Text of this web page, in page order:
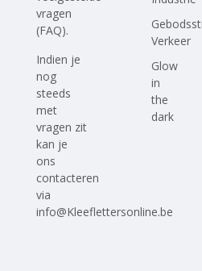
vragen
(FAQ).
Indien je
nog
steeds
met
vragen zit
kan je
ons
contacteren
via
info@Kleeflettersonline.be
Verkeer
Glow
in
the
dark